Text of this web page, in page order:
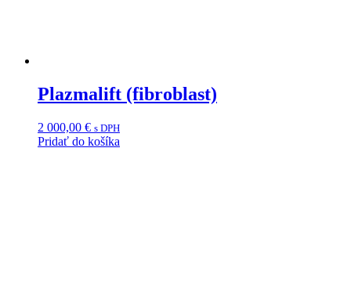
Plazmalift (fibroblast)
2 000,00 € s DPH
Pridať do košíka